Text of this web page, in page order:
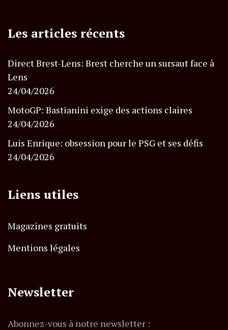
Les articles récents
Direct Brest-Lens: Brest cherche un sursaut face à
Lens
24/04/2026
MotoGP: Bastianini exige des actions claires
24/04/2026
Luis Enrique: obsession pour le PSG et ses défis
24/04/2026
Liens utiles
Magazines gratuits
Mentions légales
Newsletter
Abonnez-vous à notre newsletter :